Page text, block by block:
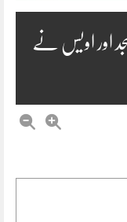
اسجد اور اویس نے